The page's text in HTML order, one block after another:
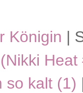
Königin |
so kalt (1)